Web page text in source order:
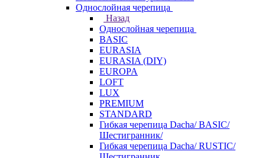
Однослойная черепица
Назад
Однослойная черепица
BASIC
EURASIA
EURASIA (DIY)
EUROPA
LOFT
LUX
PREMIUM
STANDARD
Гибкая черепица Dacha/ BASIC/
Шестигранник/
Гибкая черепица Dacha/ RUSTIC/